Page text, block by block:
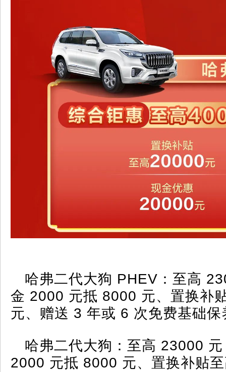
哈弗二代大狗 PHEV：至高
金 2000 元抵 8000 元、置换补
元、赠送 3 年或 6 次免费基础保
哈弗二代大狗：至高 23000
2000 元抵 8000 元、置换补贴